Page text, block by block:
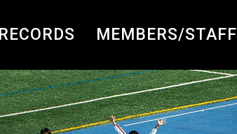
RECORDS MEMBERS/STAFF